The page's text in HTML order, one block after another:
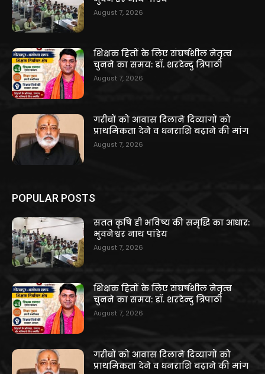
August 7, 2026
शिक्षक हितों के लिए संघर्षशील नेतृत्व
चुनने का समय: डॉ. शरदेन्दु त्रिपाठी
August 7, 2026
गरीबों को आवास दिलाने दिव्यांगों को
प्राथमिकता देने व धनराशि बढ़ाने की मांग
August 7, 2026
POPULAR POSTS
सतत कृषि ही भविष्य की समृद्धि का आधार:
भुवनेश्वर नाथ पांडेय
August 7, 2026
शिक्षक हितों के लिए संघर्षशील नेतृत्व
चुनने का समय: डॉ. शरदेन्दु त्रिपाठी
August 7, 2026
गरीबों को आवास दिलाने दिव्यांगों को
प्राथमिकता देने व धनराशि बढ़ाने की मांग